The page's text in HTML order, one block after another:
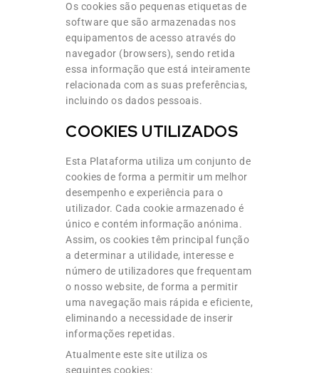
Os cookies são pequenas etiquetas de
software que são armazenadas nos
equipamentos de acesso através do
navegador (browsers), sendo retida
essa informação que está inteiramente
relacionada com as suas preferências,
incluindo os dados pessoais.
COOKIES UTILIZADOS
Esta Plataforma utiliza um conjunto de
cookies de forma a permitir um melhor
desempenho e experiência para o
utilizador. Cada cookie armazenado é
único e contém informação anónima.
Assim, os cookies têm principal função
a determinar a utilidade, interesse e
número de utilizadores que frequentam
o nosso website, de forma a permitir
uma navegação mais rápida e eficiente,
eliminando a necessidade de inserir
informações repetidas.
Atualmente este site utiliza os
seguintes cookies: